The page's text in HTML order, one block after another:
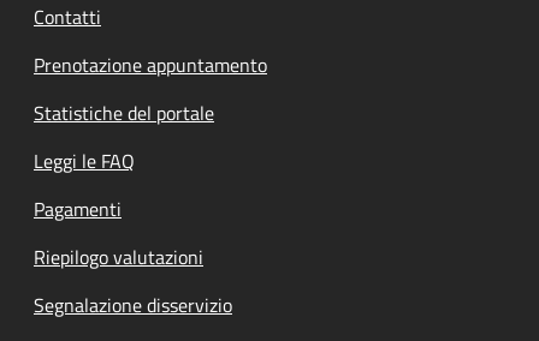
Contatti
Prenotazione appuntamento
Statistiche del portale
Leggi le FAQ
Pagamenti
Riepilogo valutazioni
Segnalazione disservizio